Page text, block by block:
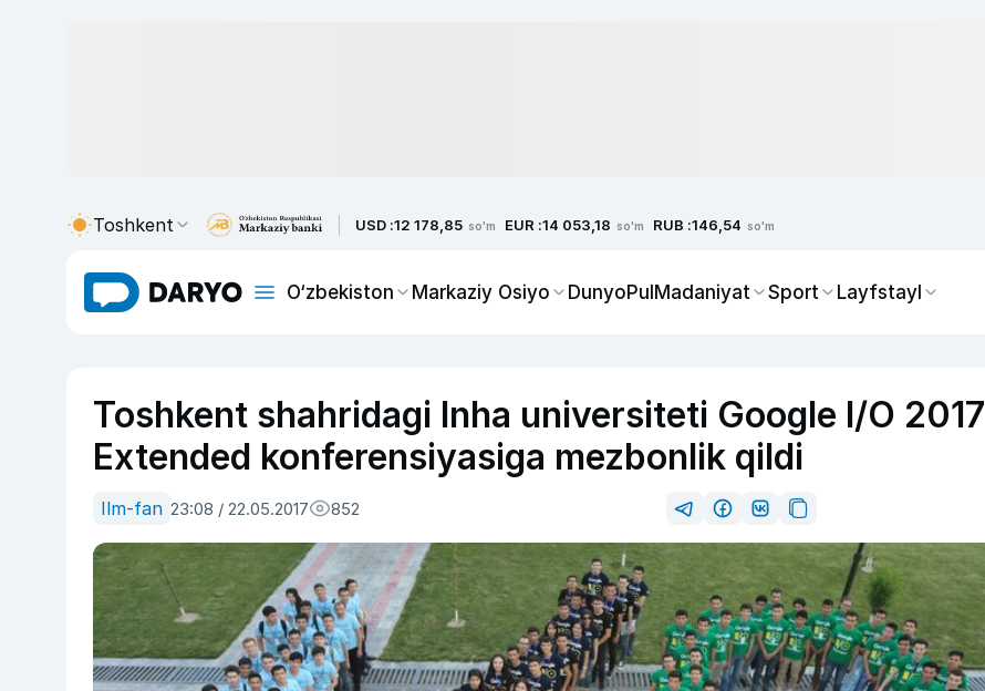
Toshkent USD :12 178,85 so'm EUR :14 053,18 so'm RUB :146,54 so'm
O‘zbekiston Markaziy Osiyo DunyoPulMadaniyat Sport Layfstayl
Toshkent shahridagi Inha universiteti Google I/O 2017
Extended konferensiyasiga mezbonlik qildi
Ilm-fan 23:08 / 22.05.2017 852